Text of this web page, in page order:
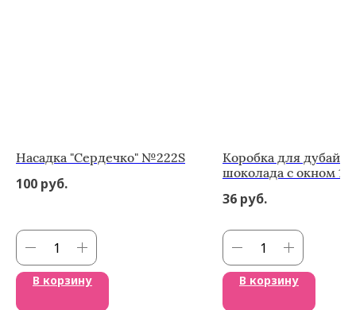
Насадка "Сердечко" №222S
100 руб.
В корзину
Коробка для
шоколада с окном
36 руб.
В корзину